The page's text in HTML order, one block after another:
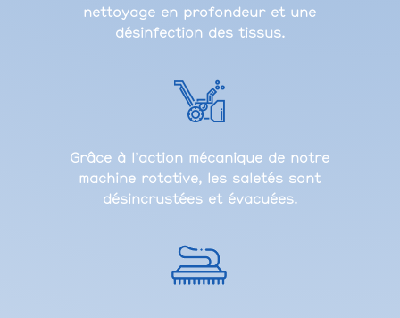
nettoyage en profondeur et une
désinfection des tissus.
Grâce à l’action mécanique de notre
machine rotative, les saletés sont
désincrustées et évacuées.